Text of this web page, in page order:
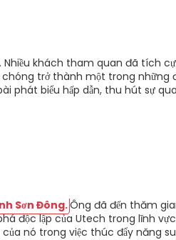
khách tham quan đã tích
trở thành một trong những
phát biểu hấp dẫn, thu hút sự
Sơn Đông.Ông đã đến thăm
độc lập của Utech trong lĩnh
nó trong việc thúc đẩy năng